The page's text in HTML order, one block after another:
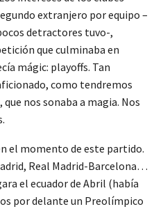
extranjero por equipo –
detractores tuvo-,
que culminaba en
mágic: playoffs. Tan
como tendremos
nos sonaba a magia. Nos
el momento de este partido.
Real Madrid-Barcelona…
el ecuador de Abril (había
por delante un Preolímpico